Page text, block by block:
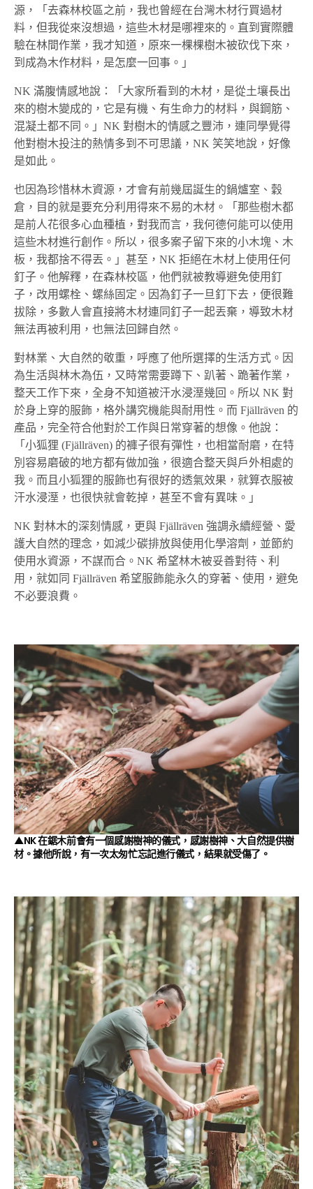
源，「去森林校區之前，我也曾經在台灣木材行買過材
料，但我從來沒想過，這些木材是哪裡來的。直到實際體
驗在林間作業，我才知道，原來一棵棵樹木被砍伐下來，
到成為木作材料，是怎麼一回事。」
NK 滿腹情感地說：「大家所看到的木材，是從土壤長出
來的樹木變成的，它是有機、有生命力的材料，與鋼筋、
混凝土都不同。」NK 對樹木的情感之豐沛，連同學覺得
他對樹木投注的熱情多到不可思議，NK 笑笑地說，好像
是如此。
也因為珍惜林木資源，才會有前幾屆誕生的鍋爐室、穀
倉，目的就是要充分利用得來不易的木材。「那些樹木都
是前人花很多心血種植，對我而言，我何德何能可以使用
這些木材進行創作。所以，很多案子留下來的小木塊、木
板，我都捨不得丟。」甚至，NK 拒絕在木材上使用任何
釘子。他解釋，在森林校區，他們就被教導避免使用釘
子，改用螺栓、螺絲固定。因為釘子一旦釘下去，便很難
拔除，多數人會直接將木材連同釘子一起丟棄，導致木材
無法再被利用，也無法回歸自然。
對林業、大自然的敬重，呼應了他所選擇的生活方式。因
為生活與林木為伍，又時常需要蹲下、趴著、跪著作業，
整天工作下來，全身不知道被汗水浸溼幾回。所以 NK 對
於身上穿的服飾，格外講究機能與耐用性。而 Fjällräven 的
產品，完全符合他對於工作與日常穿著的想像。他說：
「小狐狸 (Fjällräven) 的褲子很有彈性，也相當耐磨，在特
別容易磨破的地方都有做加強，很適合整天與戶外相處的
我。而且小狐狸的服飾也有很好的透氣效果，就算衣服被
汗水浸溼，也很快就會乾掉，甚至不會有異味。」
NK 對林木的深刻情感，更與 Fjällräven 強調永續經營、愛
護大自然的理念，如減少碳排放與使用化學溶劑，並節約
使用水資源，不謀而合。NK 希望林木被妥善對待、利
用，就如同 Fjällräven 希望服飾能永久的穿著、使用，避免
不必要浪費。
▲NK 在鋸木前會有一個感謝樹神的儀式，感謝樹神、大自然提供樹
材。據他所說，有一次太匆忙忘記進行儀式，結果就受傷了。